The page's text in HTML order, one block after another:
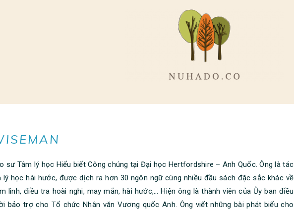
sư Tâm lý học Hiểu biết Công chúng tại Đại học Hertfordshire – Anh Quốc. Ông là tác
lý học hài hước, được dịch ra hơn 30 ngôn ngữ cùng nhiều đầu sách đặc sắc khác về
linh, điều tra hoài nghi, may mắn, hài hước,… Hiện ông là thành viên của Ủy ban điều
bảo trợ cho Tổ chức Nhân văn Vương quốc Anh. Ông viết những bài phát biểu cho